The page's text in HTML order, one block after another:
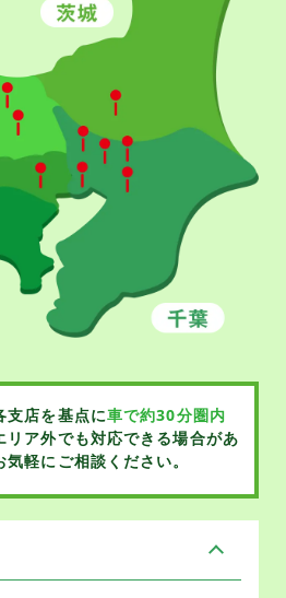
支店を基点に車で約30分圏内
リア外でも対応できる場合があ
軽にご相談ください。